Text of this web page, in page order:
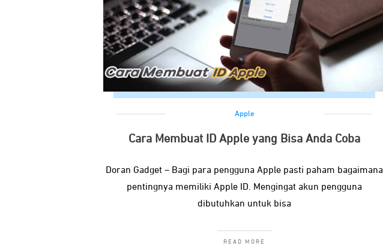
Apple
Cara Membuat ID Apple yang Bisa Anda Coba
Doran Gadget – Bagi para pengguna Apple pasti paham bagaimana
pentingnya memiliki Apple ID. Mengingat akun pengguna
dibutuhkan untuk bisa
READ MORE